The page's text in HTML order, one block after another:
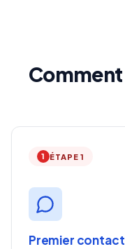
1 ÉTAPE 1
Premier contact